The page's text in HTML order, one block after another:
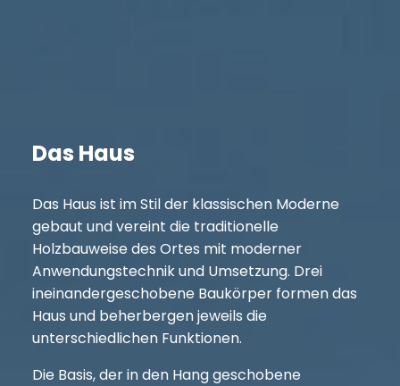
Das Haus
Das Haus ist im Stil der klassischen Moderne
gebaut und vereint die traditionelle
Holzbauweise des Ortes mit moderner
Anwendungstechnik und Umsetzung. Drei
ineinandergeschobene Baukörper formen das
Haus und beherbergen jeweils die
unterschiedlichen Funktionen.
Die Basis, der in den Hang geschobene